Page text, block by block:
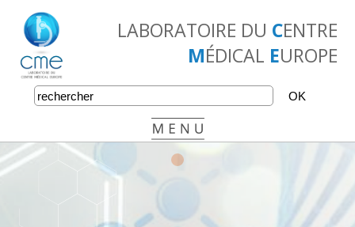
LABORATOIRE DU CENTRE
MÉDICAL EUROPE
•